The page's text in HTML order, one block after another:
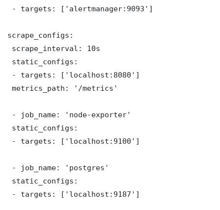
- targets: ['alertmanager:9093']
scrape_configs:
scrape_interval: 10s
static_configs:
- targets: ['localhost:8080']
metrics_path: '/metrics'
- job_name: 'node-exporter'
static_configs:
- targets: ['localhost:9100']
- job_name: 'postgres'
static_configs:
- targets: ['localhost:9187']